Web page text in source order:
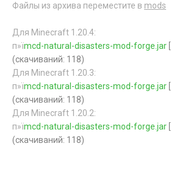
Файлы из архива переместите в mods
Для Minecraft 1.20.4:
п»їmcd-natural-disasters-mod-forge.jar
(cкачиваний: 118)
Для Minecraft 1.20.3:
п»їmcd-natural-disasters-mod-forge.jar
(cкачиваний: 118)
Для Minecraft 1.20.2:
п»їmcd-natural-disasters-mod-forge.jar
(cкачиваний: 118)